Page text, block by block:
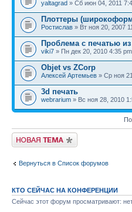
yaltagrad » Сб июн 04, 2011
Плоттеры
Ростислав » Вт ноя 20, 2007
Проблема с печатью из
viki7 » Пн дек 20, 2010 4:35 pm
Objet vs ZCorp
Алексей Артемьев » Ср ноя
3d печать
webrarium » Вс ноя 28, 2010
Новая тема
Вернуться в Список форумов
КТО СЕЙЧАС НА КОНФЕРЕНЦИИ
Сейчас этот форум просматривают: